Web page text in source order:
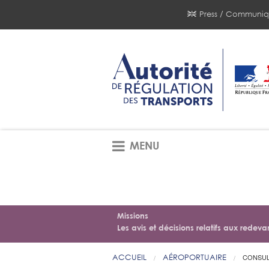
Press /
MENU
Missions
Les avis et décisions relatifs aux
ACCUEIL AÉROPORTUAIRE